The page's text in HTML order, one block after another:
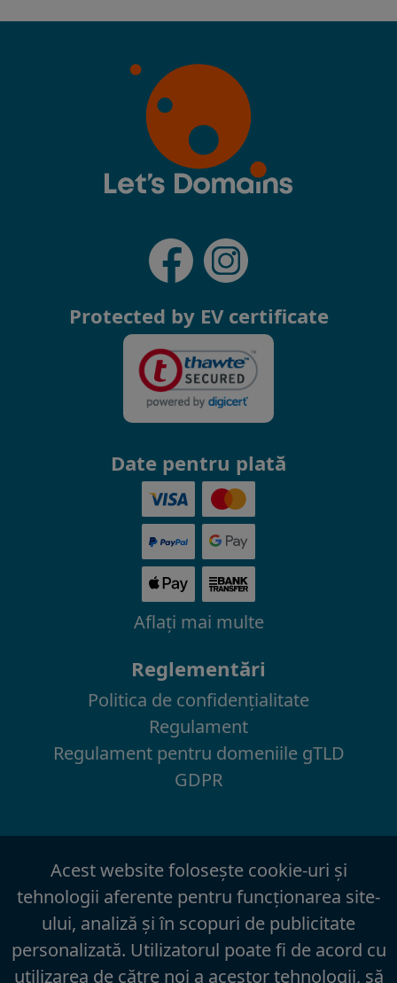
Protected by EV certificate
Date pentru plată
Aflaţi mai multe
Reglementări
Politica de confidenţialitate
Regulament
Regulament pentru domeniile gTLD
GDPR
Acest website foloseşte cookie-uri şi
tehnologii aferente pentru funcţionarea site-
ului, analiză şi în scopuri de publicitate
personalizată. Utilizatorul poate fi de acord cu
utilizarea de către noi a acestor tehnologii, să